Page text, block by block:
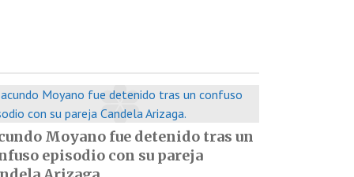
Moyano fue detenido tras un
episodio con su pareja